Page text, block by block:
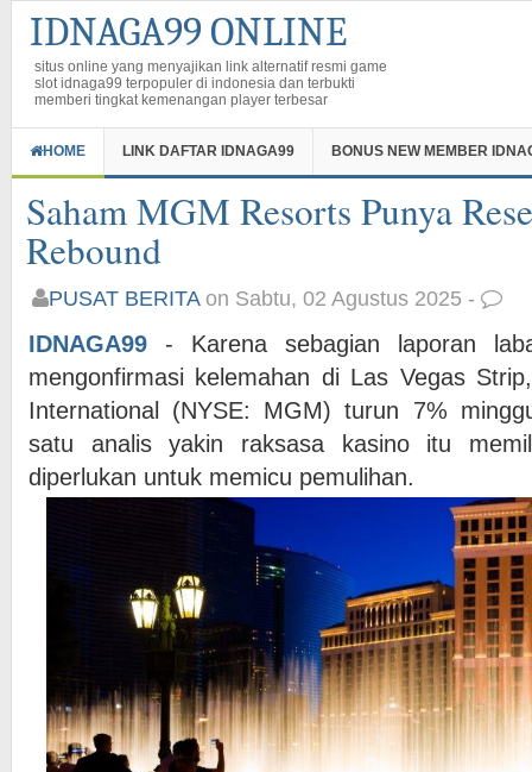
IDNAGA99 ONLINE
situs online yang menyajikan link alternatif resmi game
slot idnaga99 terpopuler di indonesia dan terbukti
memberi tingkat kemenangan player terbesar
HOME LINK DAFTAR IDNAGA99 BONUS NEW MEMBER
Saham MGM Resorts Punya
Rebound
PUSAT BERITA on Sabtu, 02 Agustus 2025 -
IDNAGA99 - Karena sebagian laporan
mengonfirmasi kelemahan di Las Vegas
International (NYSE: MGM) turun 7%
satu analis yakin raksasa kasino itu
diperlukan untuk memicu pemulihan.